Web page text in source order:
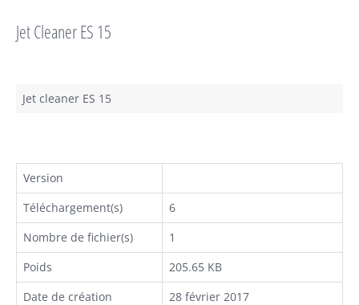
Jet Cleaner ES 15
Jet cleaner ES 15
Version
Téléchargement(s)
6
Nombre de fichier(s)
1
Poids
205.65 KB
Date de création
28 février 2017